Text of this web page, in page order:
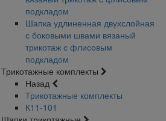
подкладом
Шапка удлиненная двухслойная
с боковыми швами вязаный
трикотаж с флисовым
подкладом
Трикотажные комплекты
Назад
Трикотажные комплекты
К11-101